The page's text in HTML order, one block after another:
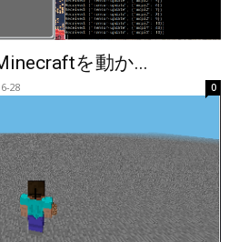
を動か...
28 0